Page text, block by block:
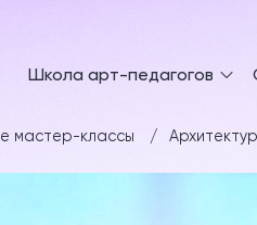
Школа арт-педагогов
мастер-классы